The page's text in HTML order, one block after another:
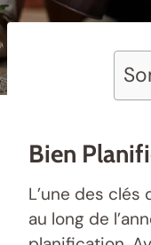
Bien
L’une des clés
au long de